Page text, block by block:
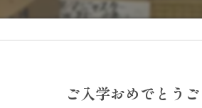
ご入学おめでとう